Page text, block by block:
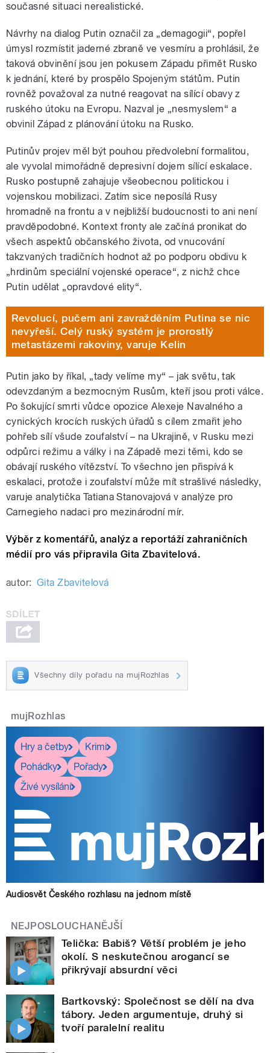
současné situaci nerealistické.
Návrhy na dialog Putin označil za „demagogii“, popřel
úmysl rozmístit jaderné zbraně ve vesmíru a prohlásil, že
taková obvinění jsou jen pokusem Západu přimět Rusko
k jednání, které by prospělo Spojeným státům. Putin
rovněž považoval za nutné reagovat na sílící obavy z
ruského útoku na Evropu. Nazval je „nesmyslem“ a
obvinil Západ z plánování útoku na Rusko.
Putinův projev měl být pouhou předvolební formalitou,
ale vyvolal mimořádně depresivní dojem sílící eskalace.
Rusko postupně zahajuje všeobecnou politickou i
vojenskou mobilizaci. Zatím sice neposílá Rusy
hromadně na frontu a v nejbližší budoucnosti to ani není
pravděpodobné. Kontext fronty ale začíná pronikat do
všech aspektů občanského života, od vnucování
takzvaných tradičních hodnot až po podporu obdivu k
„hrdinům speciální vojenské operace“, z nichž chce
Putin udělat „opravdové elity“.
Revolucí, pučem ani zavražděním Putina se nic
nevyřeší. Celý ruský systém je prorostlý
metastázemi rakoviny, varuje Kelin
Putin jako by říkal, „tady velíme my“ – jak světu, tak
odevzdaným a bezmocným Rusům, kteří jsou proti válce.
Po šokující smrti vůdce opozice Alexeje Navalného a
cynických krocích ruských úřadů s cílem zmařit jeho
pohřeb sílí všude zoufalství – na Ukrajině, v Rusku mezi
odpůrci režimu a války i na Západě mezi těmi, kdo se
obávají ruského vítězství. To všechno jen přispívá k
eskalaci, protože i zoufalství může mít strašlivé následky,
varuje analytička Tatiana Stanovajová v analýze pro
Carnegieho nadaci pro mezinárodní mír.
Výběr z komentářů, analýz a reportáží zahraničních
médií pro vás připravila Gita Zbavitelová.
autor: Gita Zbavitelová
Všechny díly pořadu na mujRozhlas
mujRozhlas
Hry a četby
Krimi
Pohádky
Pořady
Živé vysílání
Audiosvět Českého rozhlasu na jednom místě
NEJPOSLOUCHANĚJŠÍ
Telička: Babiš? Větší problém je jeho
okolí. S neskutečnou arogancí se
přikrývají absurdní věci
Bartkovský: Společnost se dělí na dva
tábory. Jeden argumentuje, druhý si
tvoří paralelní realitu